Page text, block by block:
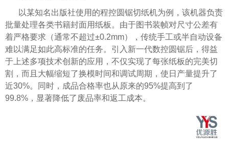
以某知名出版社使用的程控圆锯切纸机为例，该机器负责
批量处理各类书籍封面用纸板。由于图书装帧对尺寸公差有
着严格要求（通常不超过±0.2mm），传统手工或半自动设备
难以满足如此高标准的任务。引入新一代数控圆锯后，得益
于上述多项技术创新的应用，不仅实现了每张纸板的完美切
割，而且大幅缩短了换模时间和调试周期，使日产量提升了
近30%。同时，成品合格率也从原来的95%提高到了
99.8%，显著降低了废品率和返工成本。